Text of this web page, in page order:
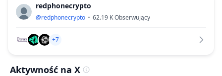
redphonecrypto
@redphonecrypto 62.19 KObserwujący
+7
Aktywność na X